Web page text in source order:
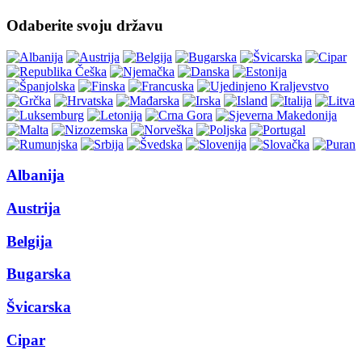
Odaberite svoju državu
Albanija
Austrija
Belgija
Bugarska
Švicarska
Cipar